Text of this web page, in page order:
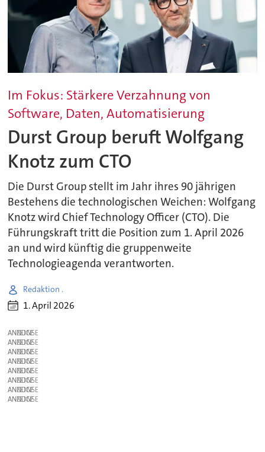
Im Fokus: Stärkere Verzahnung von
Software, Daten, Automatisierung
Durst Group beruft Wolfgang
Knotz zum CTO
Die Durst Group stellt im Jahr ihres 90 jährigen
Bestehens die technologischen Weichen: Wolfgang
Knotz wird Chief Technology Officer (CTO). Die
Führungskraft tritt die Position zum 1. April 2026
an und wird künftig die gruppenweite
Technologieagenda verantworten.
Redaktion .
1. April 2026
ANZEIGE
ANZEIGE
ANZEIGE
ANZEIGE
ANZEIGE
ANZEIGE
ANZEIGE
ANZEIGE